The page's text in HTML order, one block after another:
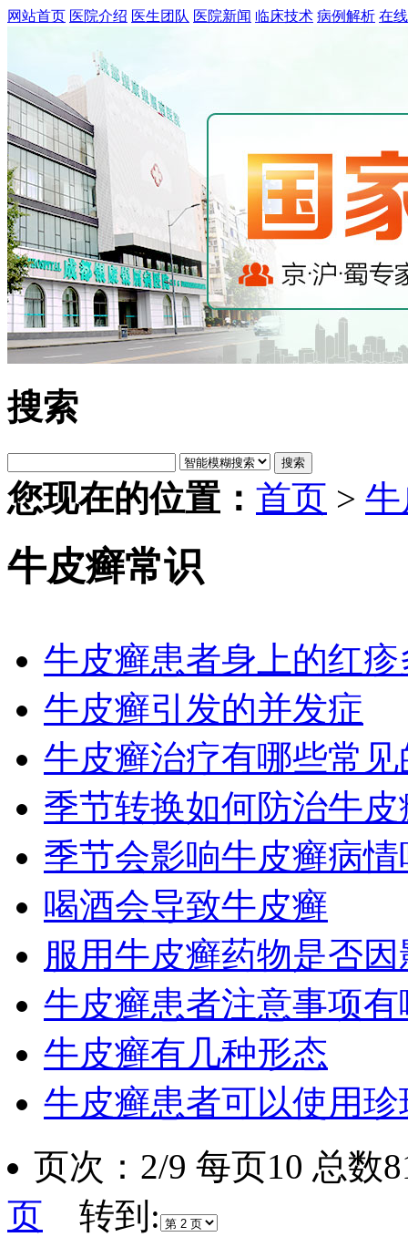
网站首页 医院介绍 医生团队 医院新闻 临床技术 病例解析 在
搜索
搜索
您现在的位置： 首页 >
牛皮癣常识
牛皮癣患者身上的红
牛皮癣引发的并发症
牛皮癣治疗有哪些常
季节转换如何防治牛皮
季节会影响牛皮癣病情
喝酒会导致牛皮癣
服用牛皮癣药物是否
牛皮癣患者注意事项有
牛皮癣有几种形态
牛皮癣患者可以使用
页次：2/9 每页10 总
页 转到: